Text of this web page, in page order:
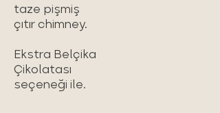
taze pişmiş
çıtır chimney.
Ekstra Belçika
Çikolatası
seçeneği ile.